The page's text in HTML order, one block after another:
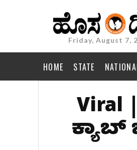
Friday, August 7,
HOME STATE
Viral